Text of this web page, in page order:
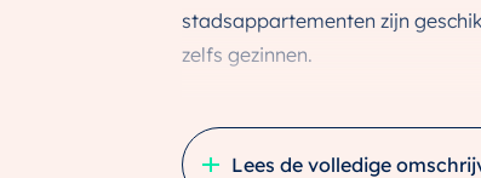
stadsappartementen zijn
zelfs gezinnen.
kijk uit op de levendige straat.
Lees de volledige